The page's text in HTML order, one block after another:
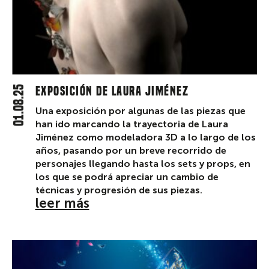
Exposición de Laura Jiménez
01.08.25
Una exposición por algunas de las piezas que
han ido marcando la trayectoria de Laura
Jiménez como modeladora 3D a lo largo de los
años, pasando por un breve recorrido de
personajes llegando hasta los sets y props, en
los que se podrá apreciar un cambio de
técnicas y progresión de sus piezas.
leer más